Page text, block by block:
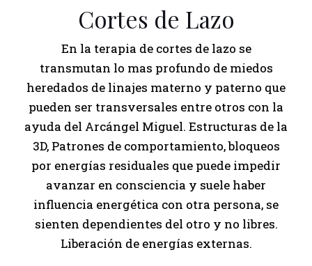
Cortes de Lazo
En la terapia de cortes de lazo se
transmutan lo mas profundo de miedos
heredados de linajes materno y paterno que
pueden ser transversales entre otros con la
ayuda del Arcángel Miguel. Estructuras de la
3D, Patrones de comportamiento, bloqueos
por energías residuales que puede impedir
avanzar en consciencia y suele haber
influencia energética con otra persona, se
sienten dependientes del otro y no libres.
Liberación de energías externas.